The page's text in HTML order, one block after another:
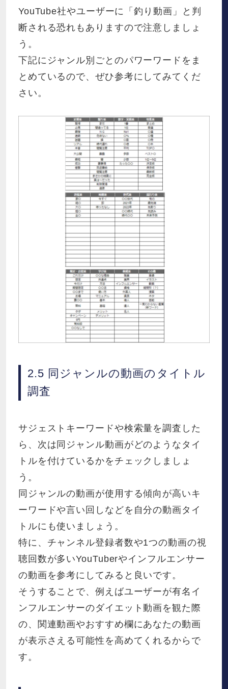
YouTube社やユーザーに「釣り動画」と判
断される恐れもありますので注意しましょ
う。
下記にジャンル別ごとのパワーワードをま
とめているので、ぜひ参考にしてみてくだ
さい。
2.5 同ジャンルの動画のタイトル
調査
サジェストキーワードや検索量を調査した
ら、次は同ジャンル動画がどのようなタイ
トルを付けているかをチェックしましょ
う。
同ジャンルの動画が使用する傾向が高いキ
ーワードや言い回しなどを自分の動画タイ
トルにも使いましょう。
特に、チャンネル登録者数や1つの動画の視
聴回数が多いYouTuberやインフルエンサー
の動画を参考にしてみると良いです。
そうすることで、例えばユーザーが有名イ
ンフルエンサーのダイエット動画を観た際
の、関連動画やおすすめ欄にあなたの動画
が表示さえる可能性を高めてくれるからで
す。